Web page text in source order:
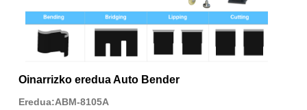
Oinarrizko eredua Auto Bender
Eredua:ABM-8105A